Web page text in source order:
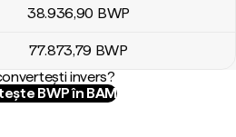
38.936,90 BWP
77.873,79 BWP
invers?
BWP în BAM